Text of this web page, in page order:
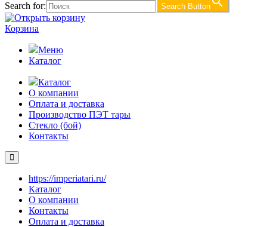
Search for: Search Button
Корзина
Меню
Каталог
Каталог
О компании
Оплата и доставка
Производство ПЭТ тары
Стекло (бой)
Контакты
https://imperiatari.ru/
Каталог
О компании
Контакты
Оплата и доставка